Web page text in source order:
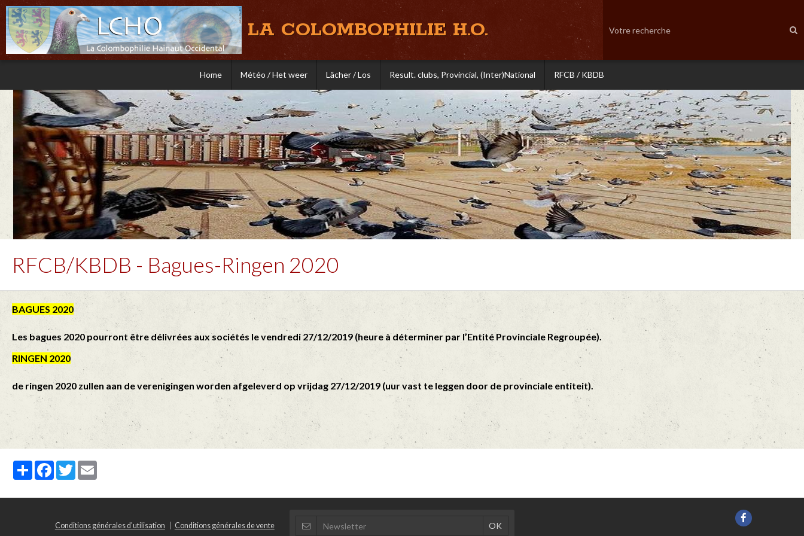
LA COLOMBOPHILIE H.O.
Home Météo / Het weer Lâcher / Los Result. clubs, Provincial, (Inter)National RFCB / KBDB
RFCB/KBDB - Bagues-Ringen 2020
BAGUES 2020
Les bagues 2020 pourront être délivrées aux sociétés levendredi 27/12/2019 (heure à déterminer par l’Entité Provinciale Regroupée).
RINGEN 2020
de ringen 2020 zullen aan de verenigingen worden afgeleverd op vrijdag 27/12/2019 (uur vast te leggen door de provinciale entiteit).
PartagerFacebook
Twitter
Conditions générales d'utilisation Conditions générales de vente